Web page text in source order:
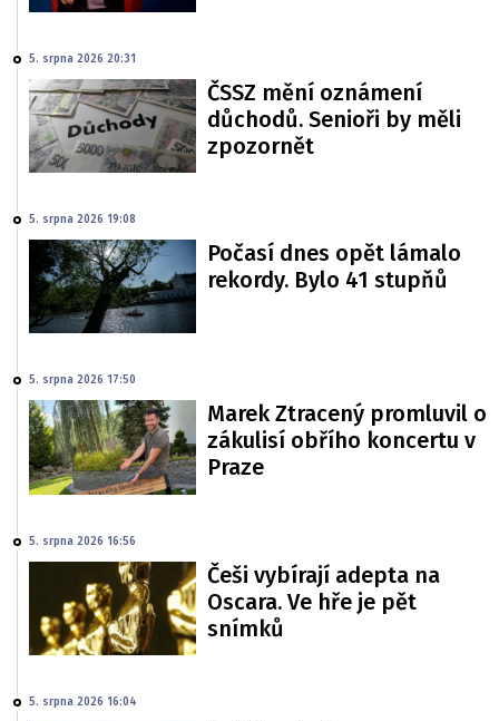
5. srpna 2026 20:31
ČSSZ mění oznámení
důchodů. Senioři by měli
zpozornět
5. srpna 2026 19:08
Počasí dnes opět lámalo
rekordy. Bylo 41 stupňů
5. srpna 2026 17:50
Marek Ztracený promluvil o
zákulisí obřího koncertu v
Praze
5. srpna 2026 16:56
Češi vybírají adepta na
Oscara. Ve hře je pět
snímků
5. srpna 2026 16:04